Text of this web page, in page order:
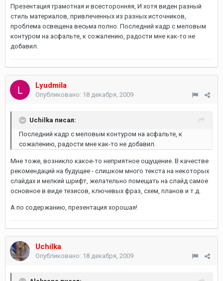
Презентация грамотная и всесторонняя, И хотя виден разный
стиль материалов, привлеченных из разных источников,
проблема освещена весьма полно. Последний кадр с меловым
контуром на асфальте, к сожалению, радости мне как-то не
добавил.
Lyudmila
Опубликовано: 18 декабря, 2009
Uchilka писал:
Последний кадр с меловым контуром на асфальте, к
сожалению, радости мне как-то не добавил.
Мне тоже, возникло какое-то неприятное ощущение. В качестве
рекомендаций на будущее - слишком много текста на некоторых
слайдах и мелкий шрифт, желательно помещать на слайд самое
основное в виде тезисов, ключевых фраз, схем, планов и т.д.
А по содержанию, презентация хорошая!
Uchilka
Опубликовано: 18 декабря, 2009